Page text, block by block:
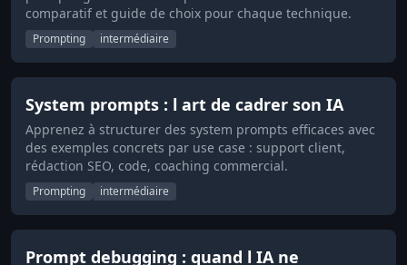
comparatif et guide de choix pour chaque technique.
Prompting intermédiaire
System prompts : l art de cadrer son IA
Apprenez à structurer des system prompts efficaces avec
des exemples concrets par use case : support client,
rédaction SEO, code, coaching commercial.
Prompting intermédiaire
Prompt debugging : quand l IA ne